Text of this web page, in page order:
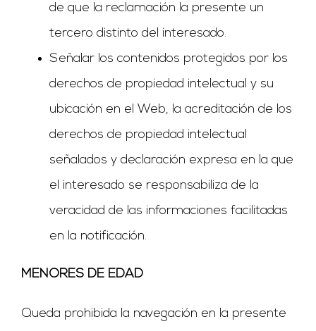
de que la reclamación la presente un
tercero distinto del interesado.
Señalar los contenidos protegidos por los
derechos de propiedad intelectual y su
ubicación en el Web, la acreditación de los
derechos de propiedad intelectual
señalados y declaración expresa en la que
el interesado se responsabiliza de la
veracidad de las informaciones facilitadas
en la notificación.
MENORES DE EDAD
Queda prohibida la navegación en la presente